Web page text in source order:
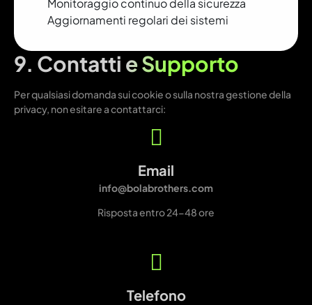
Aggiornamenti regolari dei sistemi
9. Contatti e Supporto
Per qualsiasi domanda sui cookie o sulla nostra gestione della
privacy, non esitare a contattarci:
Email
info@bolabrothers.com
Risposta entro 24-48 ore
Telefono